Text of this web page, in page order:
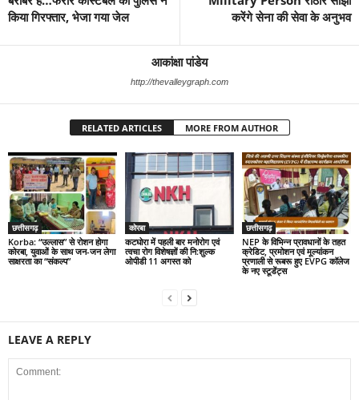
किया गिरफ्तार, भेजा गया जेल
करेंगे सेना की सेवा के अनुभव
आकांक्षा पांडेय
http://thevalleygraph.com
RELATED ARTICLES MORE FROM AUTHOR
छत्तीसगढ़
Korba: “उल्लास” से रोशन होगा
कोरबा, युवाओं के साथ जन-जन लेगा
साक्षरता का “संकल्प”
कोरबा
कटघोरा में पहली बार मनोरोग एवं
त्वचा रोग विशेषज्ञों की नि:शुल्क
ओपीडी 11 अगस्त को
छत्तीसगढ़
NEP के विभिन्न प्रावधानों के तहत
क्रेडिट, प्रमोशन एवं मूल्यांकन
प्रणाली से रूबरू हुए EVPG कॉलेज
के नए स्टूडेंट्स
LEAVE A REPLY